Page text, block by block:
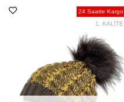
24 Saatte Kargo
1. KALİTE